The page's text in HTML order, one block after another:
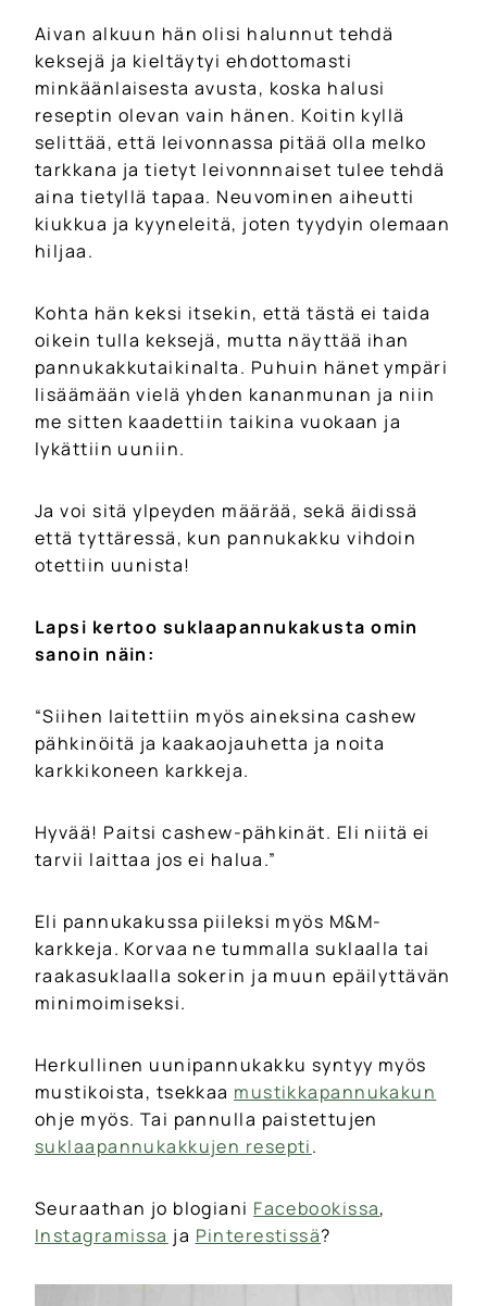
Aivan alkuun hän olisi halunnut tehdä
keksejä ja kieltäytyi ehdottomasti
minkäänlaisesta avusta, koska halusi
reseptin olevan vain hänen. Koitin kyllä
selittää, että leivonnassa pitää olla melko
tarkkana ja tietyt leivonnnaiset tulee tehdä
aina tietyllä tapaa. Neuvominen aiheutti
kiukkua ja kyyneleitä, joten tyydyin olemaan
hiljaa.
Kohta hän keksi itsekin, että tästä ei taida
oikein tulla keksejä, mutta näyttää ihan
pannukakkutaikinalta. Puhuin hänet ympäri
lisäämään vielä yhden kananmunan ja niin
me sitten kaadettiin taikina vuokaan ja
lykättiin uuniin.
Ja voi sitä ylpeyden määrää, sekä äidissä
että tyttäressä, kun pannukakku vihdoin
otettiin uunista!
Lapsi kertoo suklaapannukakusta omin
sanoin näin:
“Siihen laitettiin myös aineksina cashew
pähkinöitä ja kaakaojauhetta ja noita
karkkikoneen karkkeja.
Hyvää! Paitsi cashew-pähkinät. Eli niitä ei
tarvii laittaa jos ei halua.”
Eli pannukakussa piileksi myös M&M-
karkkeja. Korvaa ne tummalla suklaalla tai
raakasuklaalla sokerin ja muun epäilyttävän
minimoimiseksi.
Herkullinen uunipannukakku syntyy myös
mustikoista, tsekkaa mustikkapannukakun
ohje myös. Tai pannulla paistettujen
suklaapannukakkujen resepti.
Seuraathan jo blogiani Facebookissa,
Instagramissa ja Pinterestissä?